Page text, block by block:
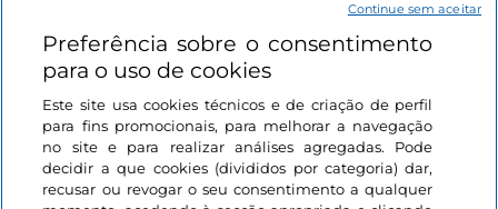
Ligações úteis
Iniciar sessão
Mantenha-se em contacto
Preferência sobre o consentimento
para o uso de cookies
Este site usa cookies técnicos e de criação de perfil
para fins promocionais, para melhorar a navegação
no site e para realizar análises agregadas. Pode
decidir a que cookies (divididos por categoria) dar,
recusar ou revogar o seu consentimento a qualquer
Continue sem aceitar